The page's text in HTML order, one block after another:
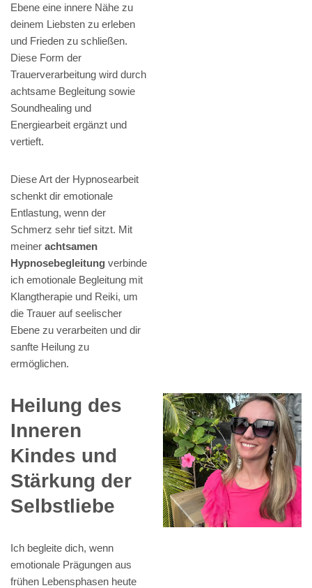
Ebene eine innere Nähe zu
deinem Liebsten zu erleben
und Frieden zu schließen.
Diese Form der
Trauerverarbeitung wird durch
achtsame Begleitung sowie
Soundhealing und
Energiearbeit ergänzt und
vertieft.
Diese Art der Hypnosearbeit
schenkt dir emotionale
Entlastung, wenn der
Schmerz sehr tief sitzt. Mit
meiner achtsamen
Hypnosebegleitung verbinde
ich emotionale Begleitung mit
Klangtherapie und Reiki, um
die Trauer auf seelischer
Ebene zu verarbeiten und dir
sanfte Heilung zu
ermöglichen.
Heilung des
Inneren
Kindes und
Stärkung der
Selbstliebe
Ich begleite dich, wenn
emotionale Prägungen aus
frühen Lebensphasen heute